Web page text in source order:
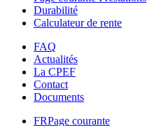
Durabilité
Calculateur de rente
FAQ
Actualités
La CPEF
Contact
Documents
FRPage courante